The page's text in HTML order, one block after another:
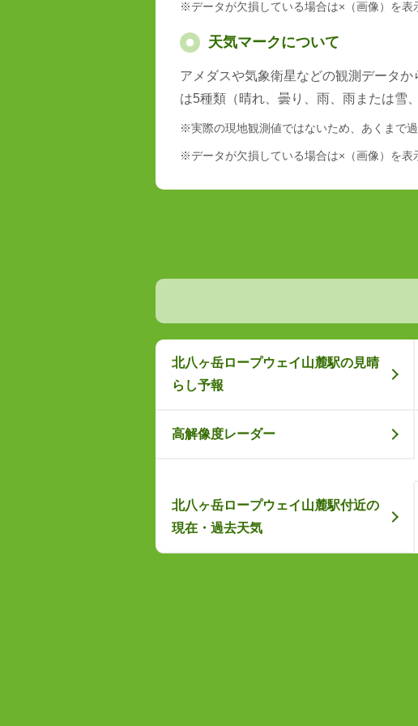
※データが欠損している場合は×（画像）を表
天気マークについて
アメダスや気象衛星などの観測データ
は5種類（晴れ、曇り、雨、雨または雪
※実際の現地観測値ではないため、あくまで
※データが欠損している場合は×（画像）を表
北八ヶ岳ロープウェイ山麓駅の見晴
らし予報
高解像度レーダー
北八ヶ岳ロープウェイ山麓駅付近の
現在・過去天気